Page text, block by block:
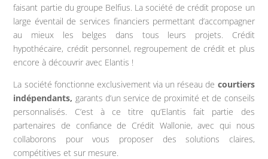
faisant partie du groupe Belfius. La société de crédit propose un
large éventail de services financiers permettant d’accompagner
au mieux les belges dans tous leurs projets. Crédit
hypothécaire, crédit personnel, regroupement de crédit et plus
encore à découvrir avec Elantis !
La société fonctionne exclusivement via un réseau de courtiers
indépendants, garants d’un service de proximité et de conseils
personnalisés. C’est à ce titre qu’Elantis fait partie des
partenaires de confiance de Crédit Wallonie, avec qui nous
collaborons pour vous proposer des solutions claires,
compétitives et sur mesure.